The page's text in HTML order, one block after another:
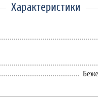
Характеристики